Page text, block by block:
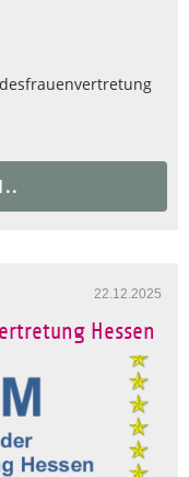
22.12.2025
Hessen